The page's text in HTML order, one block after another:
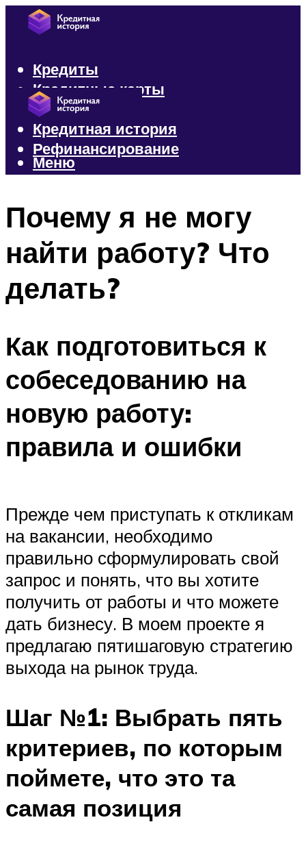
Кредиты
Кредитные карты
Микрозаймы
Кредитная история
Рефинансирование
Меню
Почему я не могу
найти работу? Что
делать?
Как подготовиться к
собеседованию на
новую работу:
правила и ошибки
Прежде чем приступать к откликам
на вакансии, необходимо
правильно сформулировать свой
запрос и понять, что вы хотите
получить от работы и что можете
дать бизнесу. В моем проекте я
предлагаю пятишаговую стратегию
выхода на рынок труда.
Шаг №1: Выбрать пять
критериев, по которым
поймете, что это та
самая позиция